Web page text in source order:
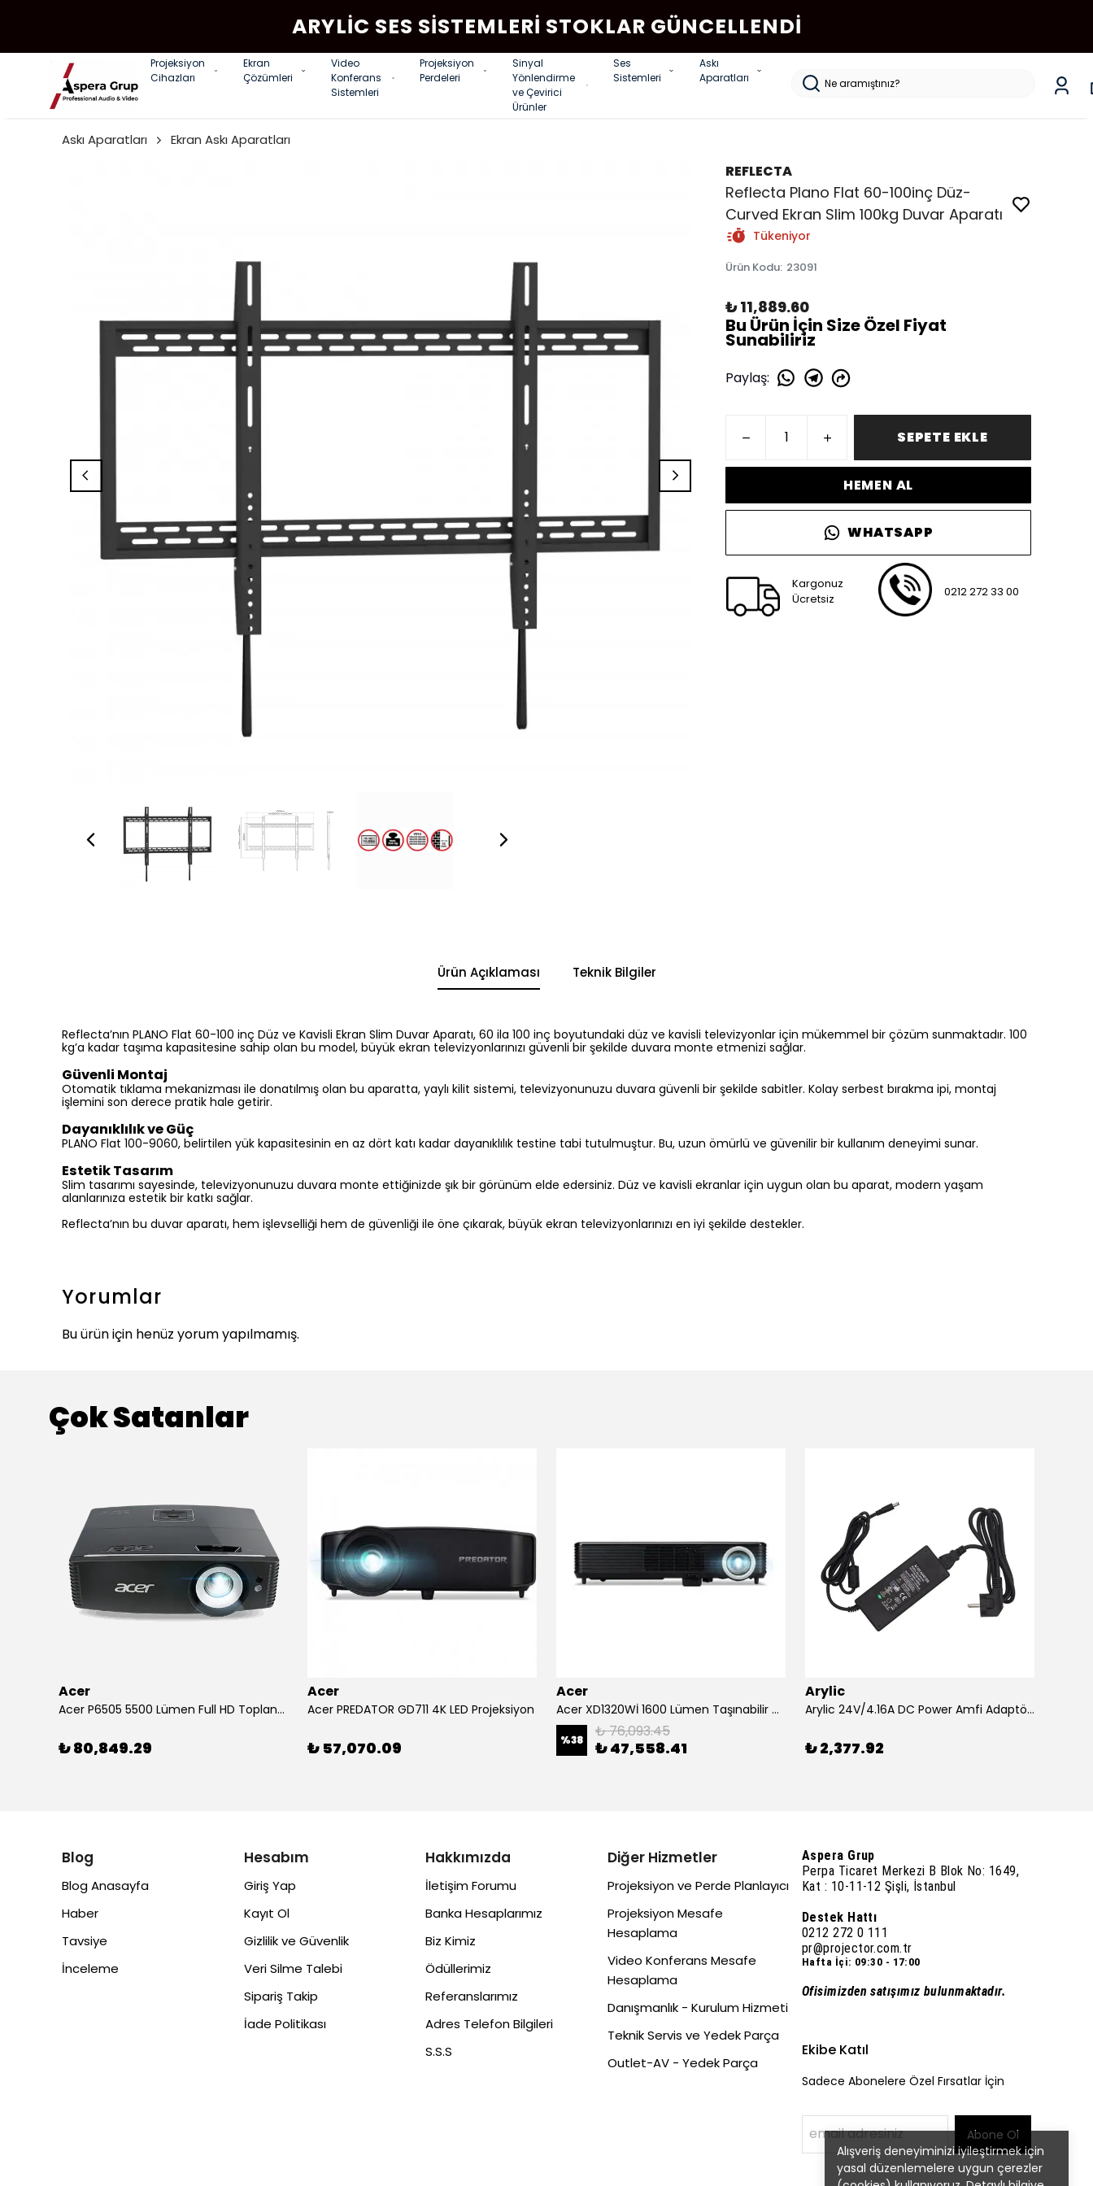
ARYLIC SES SISTEMLERI STOKLAR GÜNCELLENDI
Projeksiyon
Cihazları
Ekran
Çözümleri
Video
Konferans
Sistemleri
Projeksiyon
Perdeleri
Sinyal
Yönlendirme
ve Çevirici
Ürünler
Ses
Sistemleri
Askı
Aparatları
Alışveriş deneyiminizi iyileştirmek için
yasal düzenlemelere uygun çerezler
Askı Aparatları Ekran Askı Aparatları
REFLECTA
Reflecta Plano Flat 60-100inç Düz-
Curved Ekran Slim 100kg Duvar Aparatı
Tükeniyor
Ürün Kodu: 23091
₺ 11,889.60
Bu Ürün İçin Size Özel Fiyat
Sunabiliriz
Paylaş:
SEPETE EKLE
HEMEN AL
WHATSAPP
Kargonuz
Ücretsiz
0212 272 33 00
Ürün Açıklaması Teknik Bilgiler
Reflecta’nın PLANO Flat 60-100 inç Düz ve Kavisli Ekran Slim Duvar Aparatı, 60 ila 100 inç boyutundaki düz ve kavisli televizyonlar için mükemmel bir çözüm sunmaktadır. 100
kg’a kadar taşıma kapasitesine sahip olan bu model, büyük ekran televizyonlarınızı güvenli bir şekilde duvara monte etmenizi sağlar.
Güvenli Montaj
Otomatik tıklama mekanizması ile donatılmış olan bu aparatta, yaylı kilit sistemi, televizyonunuzu duvara güvenli bir şekilde sabitler. Kolay serbest bırakma ipi, montaj
işlemini son derece pratik hale getirir.
Dayanıklılık ve Güç
PLANO Flat 100-9060, belirtilen yük kapasitesinin en az dört katı kadar dayanıklılık testine tabi tutulmuştur. Bu, uzun ömürlü ve güvenilir bir kullanım deneyimi sunar.
Estetik Tasarım
Slim tasarımı sayesinde, televizyonunuzu duvara monte ettiğinizde şık bir görünüm elde edersiniz. Düz ve kavisli ekranlar için uygun olan bu aparat, modern yaşam
alanlarınıza estetik bir katkı sağlar.
Reflecta’nın bu duvar aparatı, hem işlevselliği hem de güvenliği ile öne çıkarak, büyük ekran televizyonlarınızı en iyi şekilde destekler.
Yorumlar
Bu ürün için henüz yorum yapılmamış.
Çok Satanlar
Acer
Acer P6505 5500 Lümen Full HD Toplantı Odası Projeksiyonu
₺ 80,849.29
Acer
Acer PREDATOR GD711 4K LED Projeksiyon
₺ 57,070.09
Acer
Acer XD1320Wİ 1600 Lümen Taşınabilir USB Medya Kablosuz WXGA LED Projeksiyon
%38 ₺ 76,093.45
₺ 47,558.41
Arylic
Arylic 24V/4.16A DC Power Amfi Adaptörü
₺ 2,377.92
Blog
Blog Anasayfa
Haber
Tavsiye
İnceleme
Hesabım
Giriş Yap
Kayıt Ol
Gizlilik ve Güvenlik
Veri Silme Talebi
Sipariş Takip
İade Politikası
Hakkımızda
İletişim Forumu
Banka Hesaplarımız
Biz Kimiz
Ödüllerimiz
Referanslarımız
Adres Telefon Bilgileri
S.S.S
Diğer Hizmetler
Projeksiyon ve Perde Planlayıcı
Projeksiyon Mesafe
Hesaplama
Video Konferans Mesafe
Hesaplama
Danışmanlık - Kurulum Hizmeti
Teknik Servis ve Yedek Parça
Outlet-AV - Yedek Parça
Aspera Grup
Perpa Ticaret Merkezi B Blok No: 1649,
Kat : 10-11-12 Şişli, İstanbul
Destek Hattı
0212 272 0 111
pr@projector.com.tr
Hafta İçi: 09:30 - 17:00
Ofisimizden satışımız bulunmaktadır.
Ekibe Katıl
Sadece Abonelere Özel Fırsatlar İçin
Abone Ol